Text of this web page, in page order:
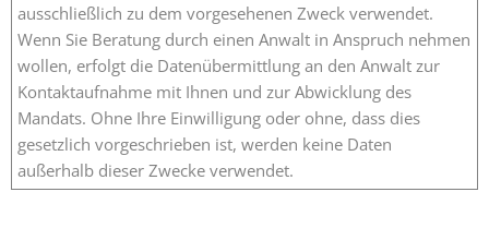
ausschließlich zu dem vorgesehenen Zweck verwendet.
Wenn Sie Beratung durch einen Anwalt in Anspruch nehmen
wollen, erfolgt die Datenübermittlung an den Anwalt zur
Kontaktaufnahme mit Ihnen und zur Abwicklung des
Mandats. Ohne Ihre Einwilligung oder ohne, dass dies
gesetzlich vorgeschrieben ist, werden keine Daten
außerhalb dieser Zwecke verwendet.